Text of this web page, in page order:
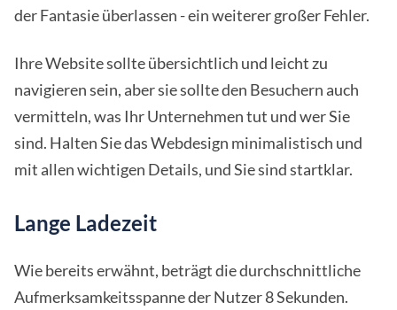
der Fantasie überlassen - ein weiterer großer Fehler.
Ihre Website sollte übersichtlich und leicht zu
navigieren sein, aber sie sollte den Besuchern auch
vermitteln, was Ihr Unternehmen tut und wer Sie
sind. Halten Sie das Webdesign minimalistisch und
mit allen wichtigen Details, und Sie sind startklar.
Lange Ladezeit
Wie bereits erwähnt, beträgt die durchschnittliche
Aufmerksamkeitsspanne der Nutzer 8 Sekunden.